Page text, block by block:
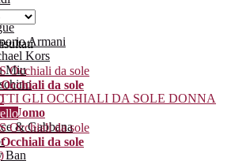
Armani
Kors
Miu
GLI OCCHIALI DA SOLE DONNA
Uomo
& Gabbana
Ban
da sole
da sole